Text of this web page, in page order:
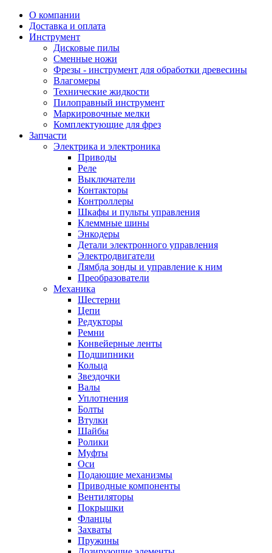
О компании
Доставка и оплата
Инструмент
Дисковые пилы
Сменные ножи
Фрезы - инструмент для обработки древесины
Влагомеры
Технические жидкости
Пилоправный инструмент
Маркировочные мелки
Комплектующие для фрез
Запчасти
Электрика и электроника
Приводы
Реле
Выключатели
Контакторы
Контроллеры
Шкафы и пульты управления
Клеммные шины
Энкодеры
Детали электронного управления
Электродвигатели
Лямбда зонды и управление к ним
Преобразователи
Механика
Шестерни
Цепи
Редукторы
Ремни
Конвейерные ленты
Подшипники
Кольца
Звездочки
Валы
Уплотнения
Болты
Втулки
Шайбы
Ролики
Муфты
Оси
Подающие механизмы
Приводные компоненты
Вентиляторы
Покрышки
Фланцы
Захваты
Пружины